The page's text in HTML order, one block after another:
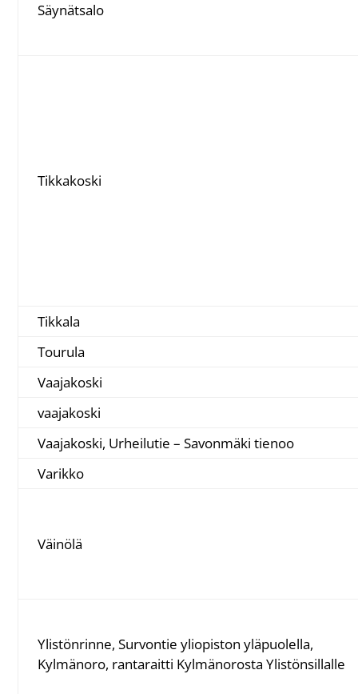
Säynätsalo
Tikkakoski
Tikkala
Tourula
Vaajakoski
vaajakoski
Vaajakoski, Urheilutie – Savonmäki tienoo
Varikko
Väinölä
Ylistönrinne, Survontie yliopiston yläpuolella,
Kylmänoro, rantaraitti Kylmänorosta Ylistönsillalle